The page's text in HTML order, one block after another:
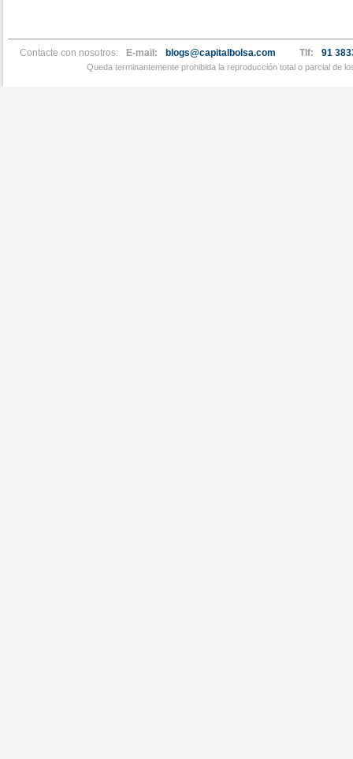
Contacte con nosotros: E-mail: blogs@capitalbolsa.com Tlf: 91
Queda terminantemente prohibida la reproducción total o parcial de